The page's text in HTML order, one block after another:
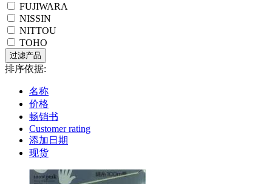
FUJIWARA
NISSIN
NITTOU
TOHO
排序依据:
名称
价格
畅销书
Customer rating
添加日期
现货